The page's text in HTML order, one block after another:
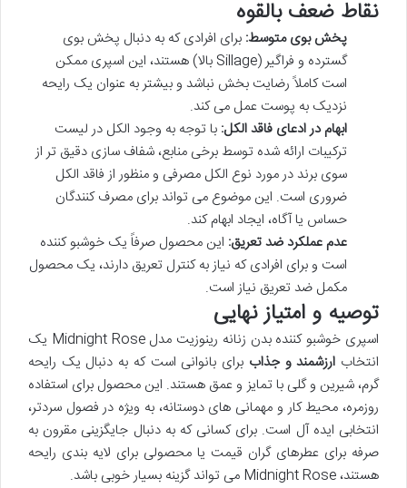
نقاط ضعف بالقوه
پخش بوی متوسط: برای افرادی که به دنبال پخش بوی
گسترده و فراگیر (Sillage بالا) هستند، این اسپری ممکن
است کاملاً رضایت بخش نباشد و بیشتر به عنوان یک رایحه
نزدیک به پوست عمل می کند.
ابهام در ادعای فاقد الکل: با توجه به وجود الکل در لیست
ترکیبات ارائه شده توسط برخی منابع، شفاف سازی دقیق تر از
سوی برند در مورد نوع الکل مصرفی و منظور از فاقد الکل
ضروری است. این موضوع می تواند برای مصرف کنندگان
حساس یا آگاه، ایجاد ابهام کند.
عدم عملکرد ضد تعریق: این محصول صرفاً یک خوشبو کننده
است و برای افرادی که نیاز به کنترل تعریق دارند، یک محصول
مکمل ضد تعریق نیاز است.
توصیه و امتیاز نهایی
اسپری خوشبو کننده بدن زنانه رینوزیت مدل Midnight Rose یک
انتخاب ارزشمند و جذاب برای بانوانی است که به دنبال یک رایحه
گرم، شیرین و گلی با تمایز و عمق هستند. این محصول برای استفاده
روزمره، محیط کار و مهمانی های دوستانه، به ویژه در فصول سردتر،
انتخابی ایده آل است. برای کسانی که به دنبال جایگزینی مقرون به
صرفه برای عطرهای گران قیمت یا محصولی برای لایه بندی رایحه
هستند، Midnight Rose می تواند گزینه بسیار خوبی باشد.